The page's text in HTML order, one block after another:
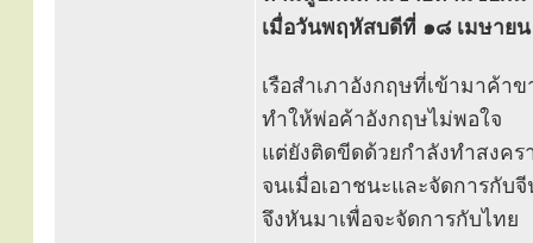
เมื่อวันพฤหัสบดีที่ ๑๘ เมษาย
เรือสำเภาอังกฤษที่เข้ามาค้า
ทำให้พ่อค้าอังกฤษไม่พอใจ
แต่ยังติดขีดด้วยกำลังทำสงค
จนเมื่อเอาชนะและจัดการกับ
จึงหันมาเพื่อจะจัดการกับไทย